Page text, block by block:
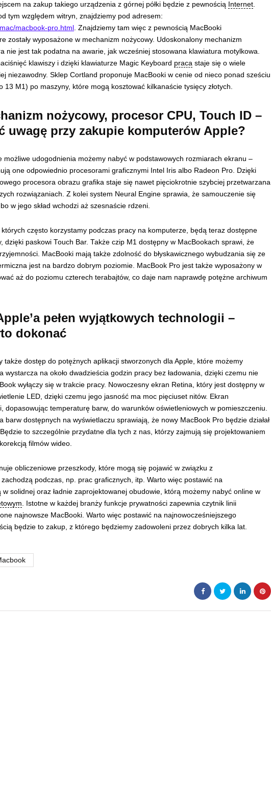
na zakup takiego urządzenia z górnej półki będzie z pewnością Internet.
tym względem witryn, znajdziemy pod adresem:
macbook-pro.html . Znajdziemy tam więc z pewnością MacBooki
zostały wyposażone w mechanizm nożycowy. Udoskonalony mechanizm
nie jest tak podatna na awarie, jak wcześniej stosowana klawiatura motylkowa.
klawiszy i dzięki klawiaturze Magic Keyboard praca staje się o wiele
niezawodny. Sklep Cortland proponuje MacBooki w cenie od nieco ponad sześciu
13 M1) po maszyny, które mogą kosztować kilkanaście tysięcy złotych.
nożycowy, procesor CPU, Touch ID –
uwagę przy zakupie komputerów Apple?
możliwe udogodnienia możemy nabyć w podstawowych rozmiarach ekranu –
one odpowiednio procesorami graficznymi Intel Iris albo Radeon Pro. Dzięki
procesora obrazu grafika staje się nawet pięciokrotnie szybciej przetwarzana
rozwiązaniach. Z kolei system Neural Engine sprawia, że samouczenie się
w jego skład wchodzi aż szesnaście rdzeni.
często korzystamy podczas pracy na komputerze, będą teraz dostępne
dzięki paskowi Touch Bar. Także czip M1 dostępny w MacBookach sprawi, że
MacBooki mają także zdolność do błyskawicznego wybudzania się ze
jest na bardzo dobrym poziomie. MacBook Pro jest także wyposażony w
aż do poziomu czterech terabajtów, co daje nam naprawdę potężne archiwum
pełen wyjątkowych technologii –
dokonać
także dostęp do potężnych aplikacji stworzonych dla Apple, które możemy
wystarcza na około dwadzieścia godzin pracy bez ładowania, dzięki czemu nie
wyłączy się w trakcie pracy. Nowoczesny ekran Retina, który jest dostępny w
LED, dzięki czemu jego jasność ma moc pięciuset nitów. Ekran
dopasowując temperaturę barw, do warunków oświetleniowych w pomieszczeniu.
dostępnych na wyświetlaczu sprawiają, że nowy MacBook Pro będzie działał
to szczególnie przydatne dla tych z nas, którzy zajmują się projektowaniem
filmów wideo.
obliczeniowe przeszkody, które mogą się pojawić w związku z
podczas, np. prac graficznych, itp. Warto więc postawić na
solidnej oraz ładnie zaprojektowanej obudowie, którą możemy nabyć online w
. Istotne w każdej branży funkcje prywatności zapewnia czytnik linii
najnowsze MacBooki. Warto więc postawić na najnowocześniejszego
będzie to zakup, z którego będziemy zadowoleni przez dobrych kilka lat.